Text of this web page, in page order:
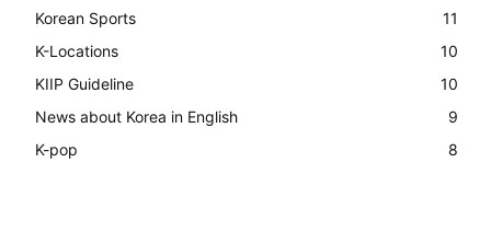
Korean Sports
11
K-Locations
10
KIIP Guideline
10
News about Korea in English
9
K-pop
8